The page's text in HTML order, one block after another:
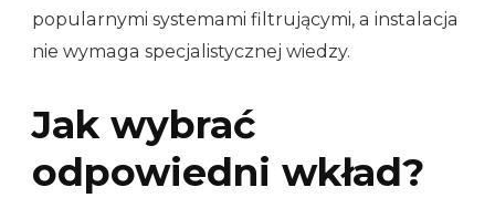
popularnymi systemami filtrującymi, a instalacja
nie wymaga specjalistycznej wiedzy.
Jak wybrać
odpowiedni wkład?